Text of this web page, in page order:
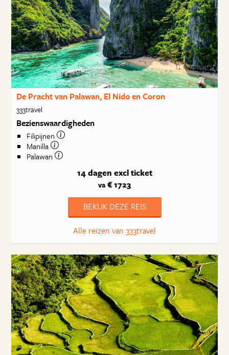
De Pracht van Palawan, El Nido en Coron
333travel
Bezienswaardigheden
Filipijnen
Manilla
Palawan
14 dagen excl ticket
va € 1723
BEKIJK DEZE REIS
Alle reizen van 333travel